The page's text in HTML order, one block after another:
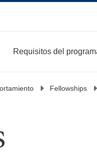
Requisitos del
Fellowships